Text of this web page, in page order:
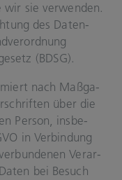
wir sie ver­wen­den.
des Da­ten­
(BDSG).
nach Maß­ga­
über die
Per­son, ins­be­
in Ver­bin­dung
Ver­ar­
bei Be­such